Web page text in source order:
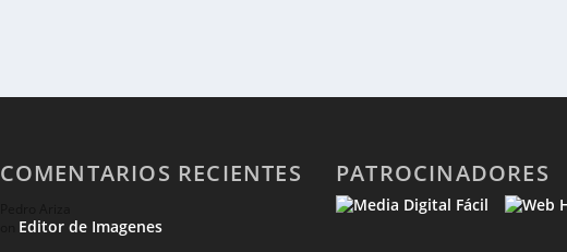
COMENTARIOS RECIENTES
Editor de Imagenes
PATROCINADORES